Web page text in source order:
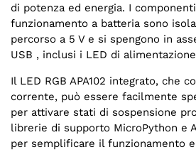
di potenza ed energia. I
funzionamento a batteria sono
percorso a 5 V e si spengono in
USB , inclusi i LED di
Il LED RGB APA102 integrato, che
corrente, può essere facilmente
per attivare stati di sospensione
librerie di supporto MicroPython e
per semplificare il funzionamento